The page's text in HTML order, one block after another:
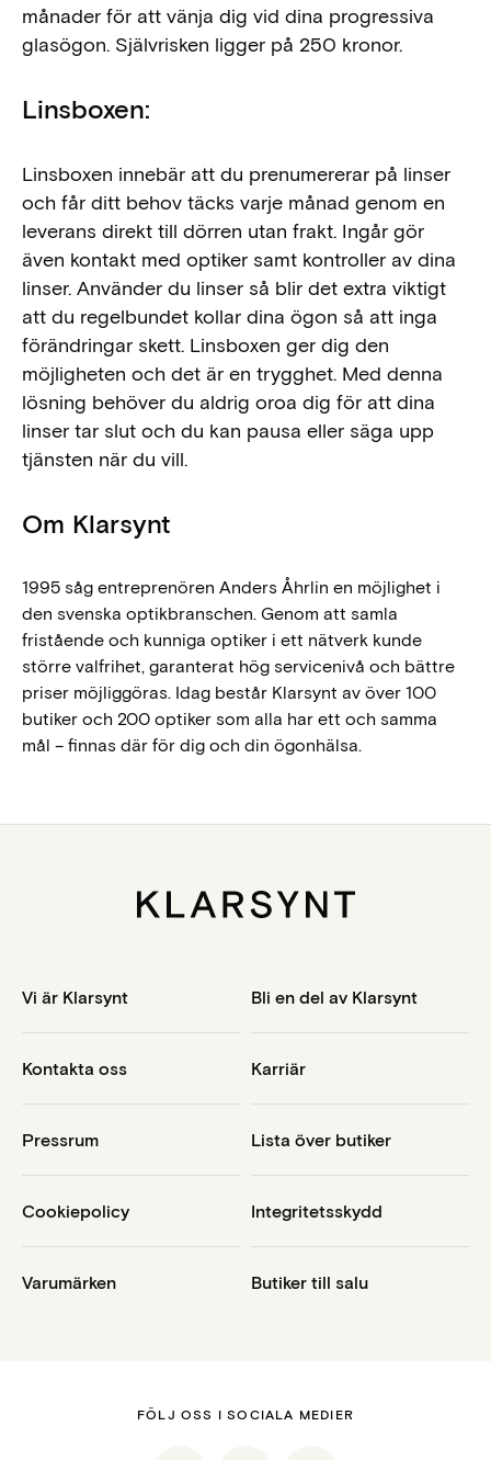
månader för att vänja dig vid dina progressiva
glasögon. Självrisken ligger på 250 kronor.
Linsboxen:
Linsboxen innebär att du prenumererar på linser
och får ditt behov täcks varje månad genom en
leverans direkt till dörren utan frakt. Ingår gör
även kontakt med optiker samt kontroller av dina
linser. Använder du linser så blir det extra viktigt
att du regelbundet kollar dina ögon så att inga
förändringar skett. Linsboxen ger dig den
möjligheten och det är en trygghet. Med denna
lösning behöver du aldrig oroa dig för att dina
linser tar slut och du kan pausa eller säga upp
tjänsten när du vill.
Om Klarsynt
1995 såg entreprenören Anders Åhrlin en möjlighet i
den svenska optikbranschen. Genom att samla
fristående och kunniga optiker i ett nätverk kunde
större valfrihet, garanterat hög servicenivå och bättre
priser möjliggöras. Idag består Klarsynt av över 100
butiker och 200 optiker som alla har ett och samma
mål – finnas där för dig och din ögonhälsa.
Vi är Klarsynt Bli en del av Klarsynt
Kontakta oss Karriär
Pressrum Lista över butiker
Cookiepolicy Integritetsskydd
Varumärken Butiker till salu
FÖLJ OSS I SOCIALA MEDIER